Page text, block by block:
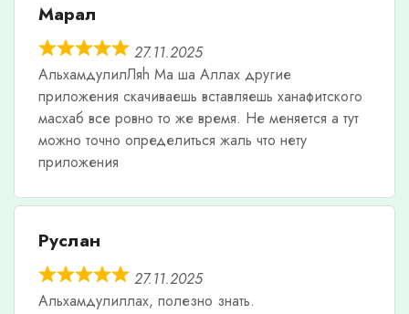
Марал
27.11.2025
АльхамдулилЛяh Ма ша Аллах другие
приложения скачиваешь вставляешь ханафитского
масхаб все ровно то же время. Не меняется а тут
можно точно определиться жаль что нету
приложения
Руслан
27.11.2025
Альхамдулиллах, полезно знать.